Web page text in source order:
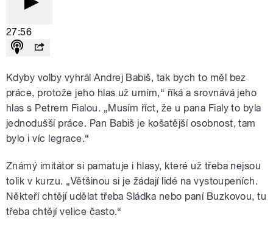
27:56
Kdyby volby vyhrál Andrej Babiš, tak bych to měl bez
práce, protože jeho hlas už umím,“ říká a srovnává jeho
hlas s Petrem Fialou. „Musím říct, že u pana Fialy to byla
jednodušší práce. Pan Babiš je košatější osobnost, tam
bylo i víc legrace.“
Známý imitátor si pamatuje i hlasy, které už třeba nejsou
tolik v kurzu. „Většinou si je žádají lidé na vystoupeních.
Někteří chtějí udělat třeba Sládka nebo paní Buzkovou, tu
třeba chtějí velice často.“